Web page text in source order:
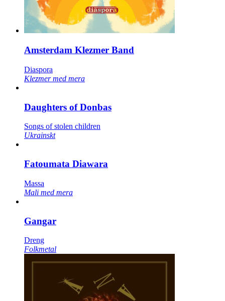
Amsterdam Klezmer Band
Diaspora
Klezmer med mera
Daughters of Donbas
Songs of stolen children
Ukrainskt
Fatoumata Diawara
Massa
Mali med mera
Gangar
Dreng
Folkmetal